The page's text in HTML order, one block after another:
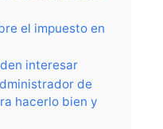
el impuesto en
interesar
de
hacerlo bien y